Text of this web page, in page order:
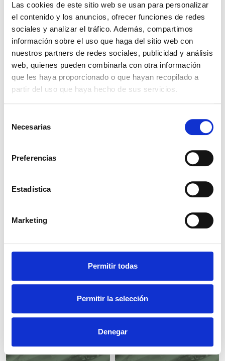
Las cookies de este sitio web se usan para personalizar
el contenido y los anuncios, ofrecer funciones de redes
sociales y analizar el tráfico. Además, compartimos
información sobre el uso que haga del sitio web con
nuestros partners de redes sociales, publicidad y análisis
web, quienes pueden combinarla con otra información
que les haya proporcionado o que hayan recopilado a
partir del uso que haya hecho de sus servicios.
Necesarias
Preferencias
Estadística
Marketing
Permitir todas
Permitir la selección
Denegar
SORBATO
HIDROGENADO
40 M O.E.
SENCIA ROMERO
SODIO
BENZOATO E211
SODIO CITRATO
EP E331
ANHIDRO E221
E420 II
EP E420 I
BICARBONATO
E500 II 27/50